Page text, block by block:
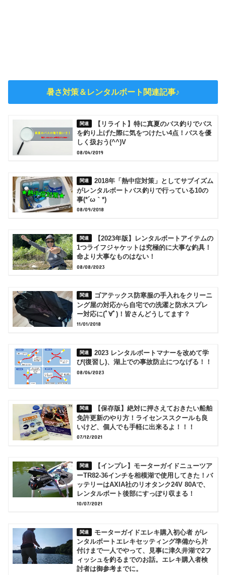
暑さ対策＆レンタルボート関連記事♪
【リライト】特に真夏のバス釣りでバス
を釣り上げた際に気をつけたい4点！バスを優
しく扱おう(^^)V
08/04/2019
2018年「熱中症対策」としてサブイズム
がレンタルボートバス釣りで行っている10の
事(*´ω｀*)
08/09/2018
【2023年版】レンタルボートアイテムの
1つライフジャケットは究極的に大事な釣具！
命より大事なものはない！
08/08/2023
ゴアテックス防寒服の手入れをクリーニ
ング屋の対応から自宅での洗濯と防水スプレ
ー対応に(ﾟ∀ﾟ)！皆さんどうしてます？
11/01/2018
2023 レンタルボートマナーを改めて学
び(復習し)、湖上での事故防止につなげる！！
08/06/2023
【保存版】絶対に押さえておきたい船舶
免許更新のやり方！ライセンススクールも良
いけど、個人でも手軽に出来るよ！！！
07/12/2021
【インプレ】モーターガイドニューツア
ーTR82-36インチを相模湖で使用してきた！バ
ッテリーはAXIA社のリオタンク24V 80Aで、
レンタルボート後部にすっぽり収まる！
10/07/2021
モーターガイドエレキ購入初心者 がレ
ンタルボートエレキセッティング準備から片
付けまで一人でやって、見事に津久井湖で2フ
ィッシュを釣るまでのお話。エレキ購入者検
討者は御参考までに。